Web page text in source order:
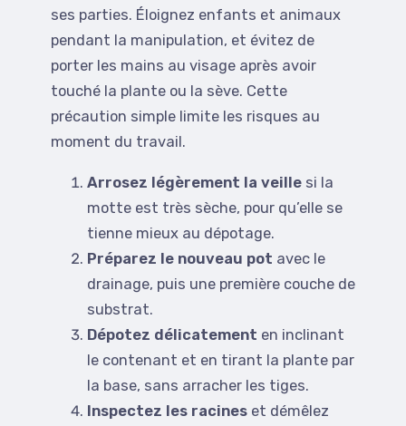
ses parties. Éloignez enfants et animaux
pendant la manipulation, et évitez de
porter les mains au visage après avoir
touché la plante ou la sève. Cette
précaution simple limite les risques au
moment du travail.
Arrosez légèrement la veille si la
motte est très sèche, pour qu’elle se
tienne mieux au dépotage.
Préparez le nouveau pot avec le
drainage, puis une première couche de
substrat.
Dépotez délicatement en inclinant
le contenant et en tirant la plante par
la base, sans arracher les tiges.
Inspectez les racines et démêlez